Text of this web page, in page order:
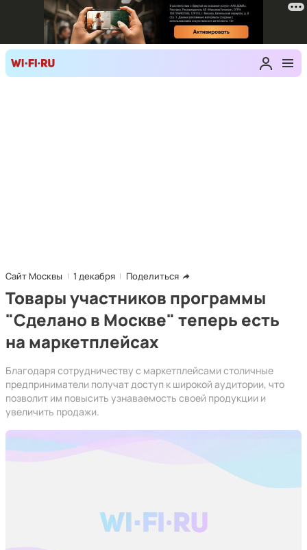
Сайт Москвы 1 декабря Поделиться
Товары участников программы
"‎Сделано в Москве" теперь есть
на маркетплейсах
Благодаря сотрудничеству с маркетплейсами столичные
предприниматели получат доступ к широкой аудитории, что
позволит им повысить узнаваемость своей продукции и
увеличить продажи.